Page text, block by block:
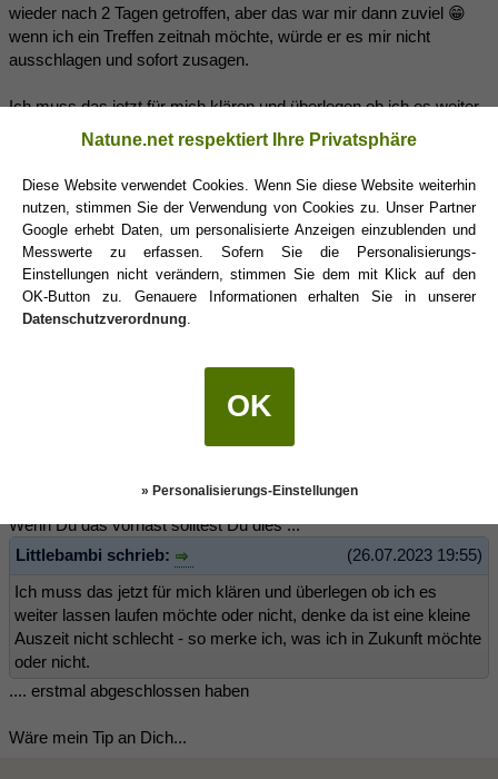
wieder nach 2 Tagen getroffen, aber das war mir dann zuviel 😁
wenn ich ein Treffen zeitnah möchte, würde er es mir nicht
ausschlagen und sofort zusagen.
Ich muss das jetzt für mich klären und überlegen ob ich es weiter
lassen laufen möchte oder nicht, denke da ist eine kleine Auszeit
nicht schlecht - so merke ich, was ich in Zukunft möchte oder
nicht.
Zudem habe ich mich entschlossen wieder auf Dates zu gehen
und andere Männer kennenzulernen. Das eine schließt ja das
andere nicht aus, solange es nicht ernster wird ☺️
Zudem habe ich mich entschlossen wieder auf Dates zu gehen
andere nicht aus, solange es nicht ernster wird ☺️
Wenn Du das vorhast solltest Du dies ...
(26.07.2023 19:55)
Littlebambi schrieb:
Ich muss das jetzt für mich klären und überlegen ob ich es
weiter lassen laufen möchte oder nicht, denke da ist eine kleine
Auszeit nicht schlecht - so merke ich, was ich in Zukunft möchte
oder nicht.
.... erstmal abgeschlossen haben
Wäre mein Tip an Dich...
Natune.net respektiert Ihre Privatsphäre
Diese Website verwendet Cookies. Wenn Sie diese Website weiterhin
nutzen, stimmen Sie der Verwendung von Cookies zu. Unser Partner
Google erhebt Daten, um personalisierte Anzeigen einzublenden und
Messwerte zu erfassen. Sofern Sie die Personalisierungs-
Einstellungen nicht verändern, stimmen Sie dem mit Klick auf den
OK-Button zu. Genauere Informationen erhalten Sie in unserer
Datenschutzverordnung
OK
» Personalisierungs-Einstellungen